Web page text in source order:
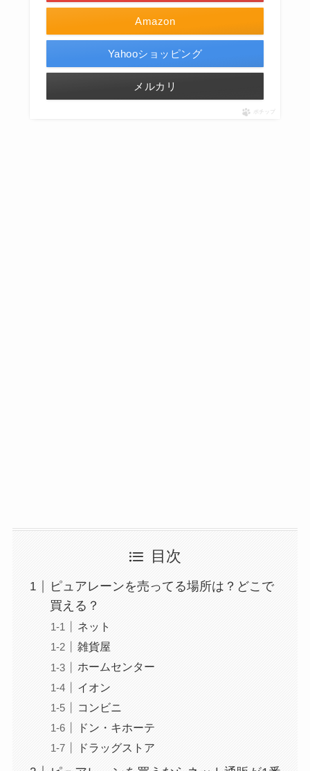
Amazon
Yahooショッピング
メルカリ
ポチップ
目次
ピュアレーンを売ってる場所は？どこで
買える？
ネット
雑貨屋
ホームセンター
イオン
コンビニ
ドン・キホーテ
ドラッグストア